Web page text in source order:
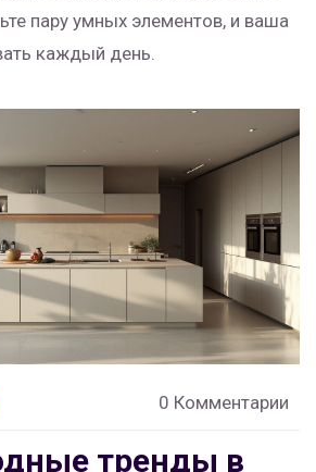
пару умных элементов, и ваша
каждый день.
0 Комментарии
тренды в